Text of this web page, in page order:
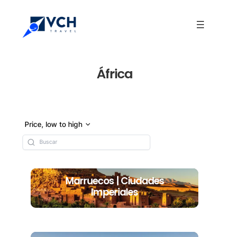
África
Price, low to high
Marruecos | Ciudades
Imperiales